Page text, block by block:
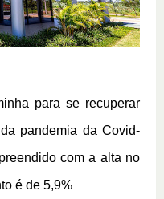
para se recuperar
pandemia da Covid-
com a alta no
é de 5,9%